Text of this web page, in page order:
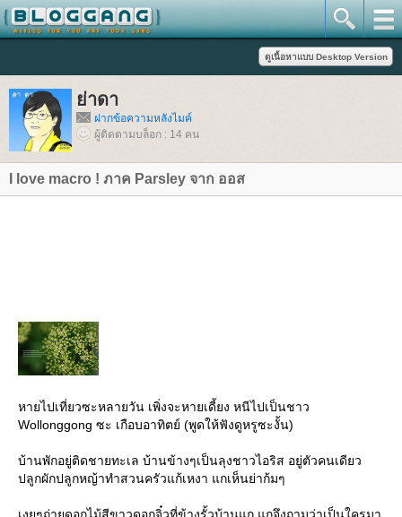
่าดา
ฝากข้อความหลังไมค์
ผู้ติดตามบล็อก : 14 คน
I love macro ! ภาค Parsley จาก ออส
หายไปเที่ยวซะหลายวัน เพิ่งจะหายเดี้ยง หนีไปเป็นชาว
Wollonggong ซะ เกือบอาทิตย์ (พูดให้ฟังดูหรูซะงั้น)
บ้านพักอยู่ติดชายทะเล บ้านข้างๆเป็นลุงชาวไอริส อยู่ตัวคนเดียว
ปลูกผักปลูกหญ้าทำสวนครัวแก้เหงา แกเห็นย่าก้มๆ